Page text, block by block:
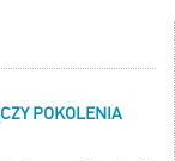
POKOLENIA